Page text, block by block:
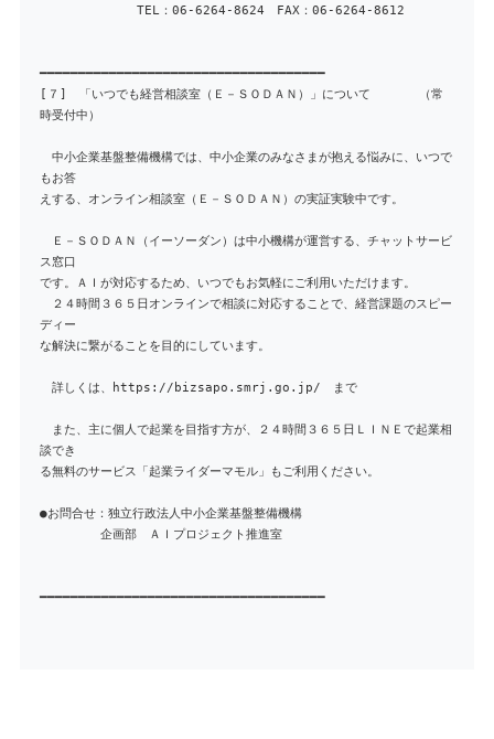
TEL：06-6264-8624 FAX：06-6264-8612
━━━━━━━━━━━━━━━━━━━━━━━━━━━━━━━━━━━━━
[７] 「いつでも経営相談室（Ｅ－ＳＯＤＡＮ）」について （常
時受付中）
中小企業基盤整備機構では、中小企業のみなさまが抱える悩みに、いつで
もお答
えする、オンライン相談室（Ｅ－ＳＯＤＡＮ）の実証実験中です。
Ｅ－ＳＯＤＡＮ（イーソーダン）は中小機構が運営する、チャットサービ
ス窓口
です。ＡＩが対応するため、いつでもお気軽にご利用いただけます。
２４時間３６５日オンラインで相談に対応することで、経営課題のスピー
ディー
な解決に繋がることを目的にしています。
詳しくは、https://bizsapo.smrj.go.jp/ まで
また、主に個人で起業を目指す方が、２４時間３６５日ＬＩＮＥで起業相
談でき
る無料のサービス「起業ライダーマモル」もご利用ください。
●お問合せ：独立行政法人中小企業基盤整備機構
企画部 ＡＩプロジェクト推進室
━━━━━━━━━━━━━━━━━━━━━━━━━━━━━━━━━━━━━